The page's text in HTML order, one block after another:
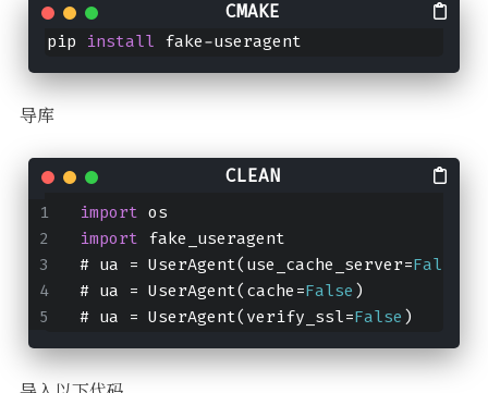
pip install fake-useragent
导库
import os
import fake_useragent
# ua = UserAgent(use_cache_server=False
# ua = UserAgent(cache=False )
# ua = UserAgent(verify_ssl=False )